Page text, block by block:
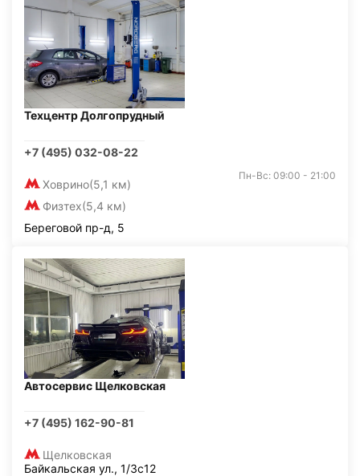
Техцентр Долгопрудный
+7 (495) 032-08-22
Ховрино(5,1 км)
Физтех(5,4 км)
Пн-Вс: 09:00 - 21:00
Береговой пр-д, 5
Автосервис Щелковская
+7 (495) 162-90-81
Щелковская
Байкальская ул., 1/3с12